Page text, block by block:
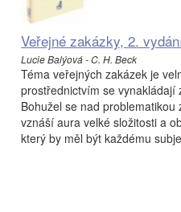
Veřejné zakázky, 2.
Lucie Balýová - C. H. Beck
Téma veřejných zakázek je
prostřednictvím se vynakládají
Bohužel se nad
vznáší aura velké složitosti a
který by měl být každému